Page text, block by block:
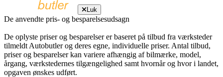
Luk
De anvendte pris- og besparelsesudsagn
De oplyste priser og besparelser er baseret på tilbud fra værksteder
tilmeldt Autobutler og deres egne, individuelle priser. Antal tilbud,
priser og besparelser kan variere afhængig af bilmærke, model,
årgang, værkstedernes tilgængelighed samt hvornår og hvor i landet,
opgaven ønskes udført.